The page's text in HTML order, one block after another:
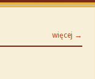
więcej →